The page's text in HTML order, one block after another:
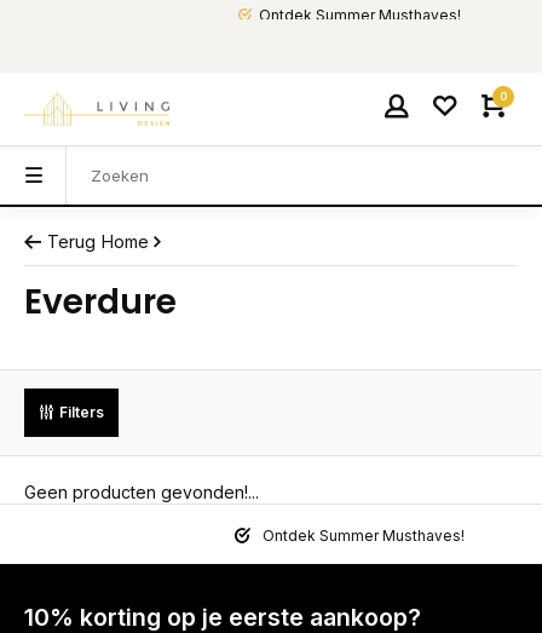
Ontdek Summer Musthaves!
0
Terug Home
Everdure
Filters
Geen producten gevonden!...
Ontdek Summer Musthaves!
10% korting op je eerste aankoop?